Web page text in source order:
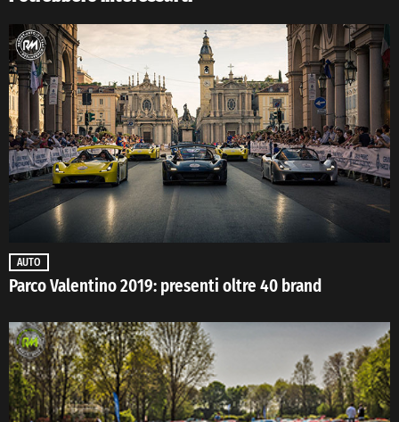
AUTO
Parco Valentino 2019: presenti oltre 40 brand